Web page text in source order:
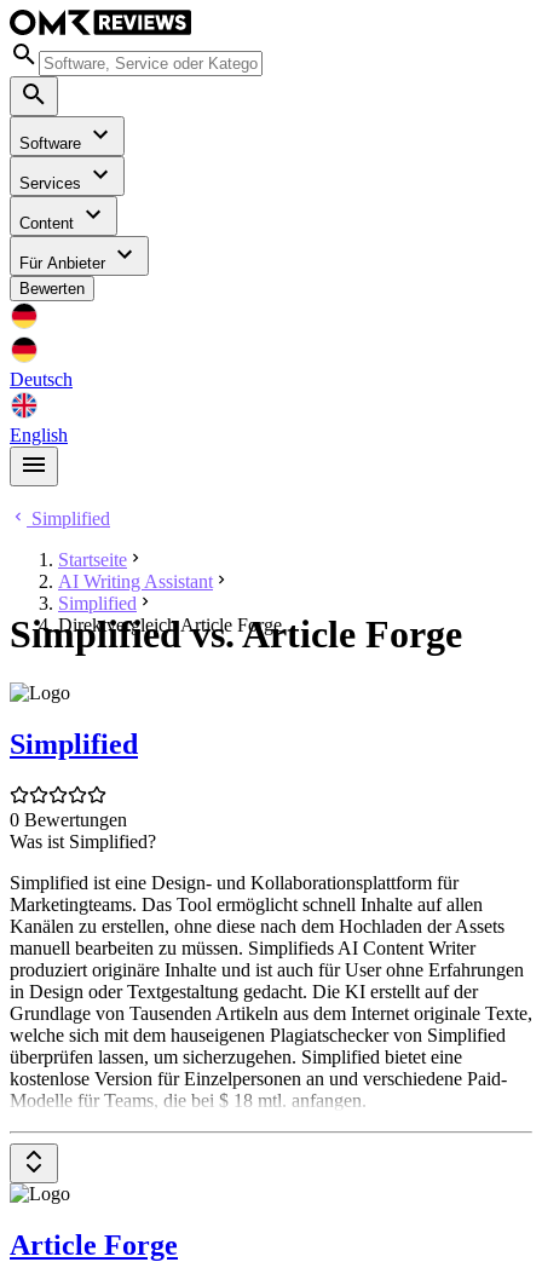
Software
Services
Content
Für Anbieter
Bewerten
Deutsch
English
Simplified
Startseite
AI Writing Assistant
Simplified
Direktvergleich Article Forge
Simplified vs. Article Forge
Simplified
0 Bewertungen
Was ist Simplified?
Simplified ist eine Design- und Kollaborationsplattform für
Marketingteams. Das Tool ermöglicht schnell Inhalte auf allen
Kanälen zu erstellen, ohne diese nach dem Hochladen der Assets
manuell bearbeiten zu müssen. Simplifieds AI Content Writer
produziert originäre Inhalte und ist auch für User ohne Erfahrungen
in Design oder Textgestaltung gedacht. Die KI erstellt auf der
Grundlage von Tausenden Artikeln aus dem Internet originale Texte,
welche sich mit dem hauseigenen Plagiatschecker von Simplified
überprüfen lassen, um sicherzugehen. Simplified bietet eine
kostenlose Version für Einzelpersonen an und verschiedene Paid-
Modelle für Teams, die bei $ 18 mtl. anfangen.
Article Forge